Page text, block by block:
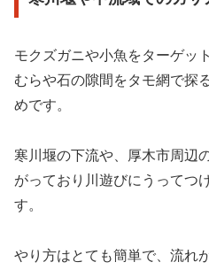
モクズガニや小魚をターゲッ
むらや石の隙間をタモ網で探
めです。
寒川堰の下流や、厚木市周辺
がっており川遊びにうってつ
す。
やり方はとても簡単で、流れ